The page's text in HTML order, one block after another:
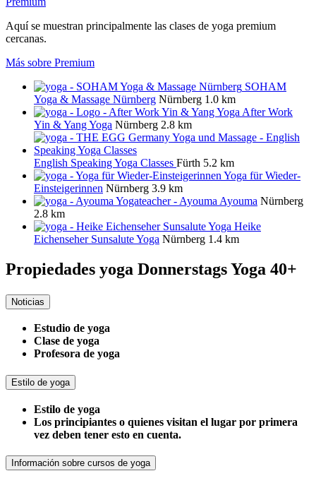
Aquí se muestran principalmente las clases de yoga premium
cercanas.
Más sobre Premium
SOHAM
Yoga & Massage Nürnberg Nürnberg 1.0 km
After Work
Yin & Yang Yoga Nürnberg 2.8 km
English Speaking Yoga Classes Fürth 5.2 km
Yoga für Wieder-
Einsteigerinnen Nürnberg 3.9 km
Ayouma Nürnberg
2.8 km
Heike
Eichenseher Sunsalute Yoga Nürnberg 1.4 km
Propiedades yoga Donnerstags Yoga 40+
Noticias
Estudio de yoga
Clase de yoga
Profesora de yoga
Estilo de yoga
Estilo de yoga
Los principiantes o quienes visitan el lugar por primera
vez deben tener esto en cuenta.
Información sobre cursos de yoga